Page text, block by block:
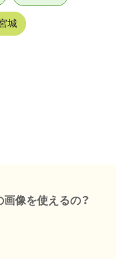
城
像を使えるの？